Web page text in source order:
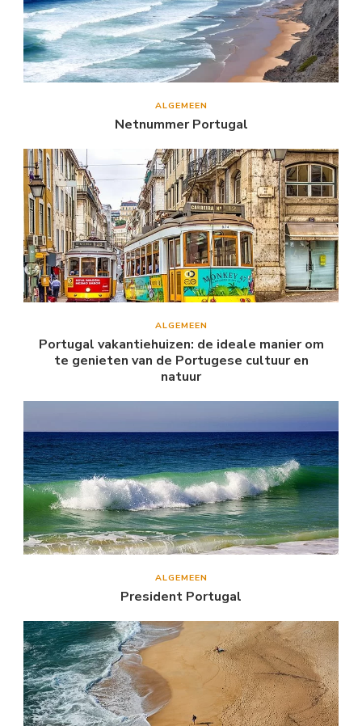
ALGEMEEN
Netnummer Portugal
ALGEMEEN
Portugal vakantiehuizen: de ideale manier om
te genieten van de Portugese cultuur en
natuur
ALGEMEEN
President Portugal